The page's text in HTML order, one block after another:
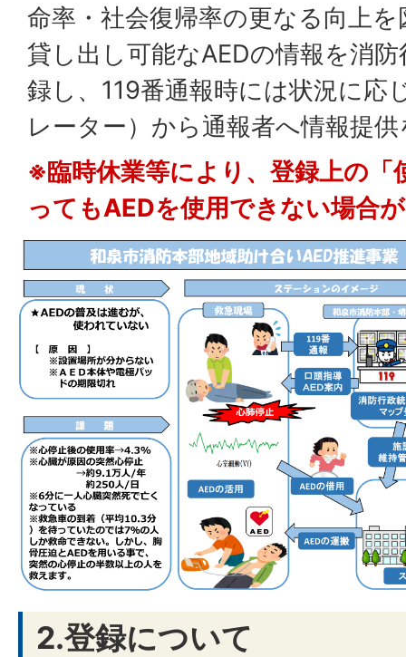
命率・社会復帰率の更なる向上
貸し出し可能なAEDの情報を消
録し、119番通報時には状況に応
レーター）から通報者へ情報提
※臨時休業等により、登録上の「
ってもAEDを使用できない場合
2.登録について